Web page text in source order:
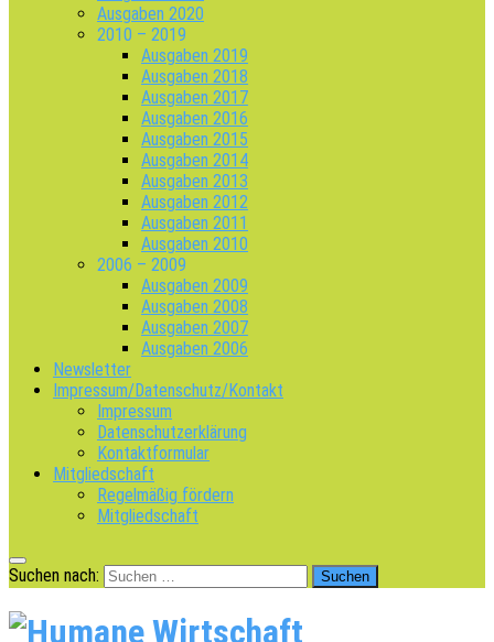
Ausgaben 2020
2010 – 2019
Ausgaben 2019
Ausgaben 2018
Ausgaben 2017
Ausgaben 2016
Ausgaben 2015
Ausgaben 2014
Ausgaben 2013
Ausgaben 2012
Ausgaben 2011
Ausgaben 2010
2006 – 2009
Ausgaben 2009
Ausgaben 2008
Ausgaben 2007
Ausgaben 2006
Newsletter
Impressum/Datenschutz/Kontakt
Impressum
Datenschutzerklärung
Kontaktformular
Mitgliedschaft
Regelmäßig fördern
Mitgliedschaft
Suchen nach: